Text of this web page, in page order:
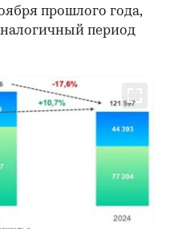
прошлого года,
период